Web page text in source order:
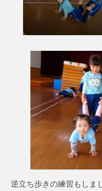
逆立ち歩きの練習もしま